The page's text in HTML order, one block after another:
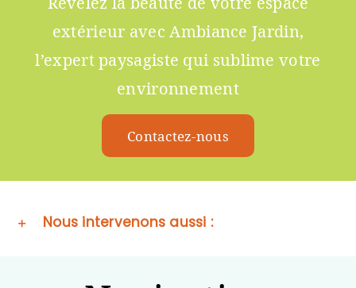
Révélez la beauté de votre espace
extérieur avec Ambiance Jardin,
l’expert paysagiste qui sublime votre
environnement
Contactez-nous
Nous intervenons aussi :